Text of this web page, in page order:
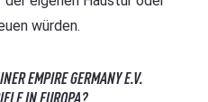
würden.
EMPIRE GERMANY E.V.
IN EUROPA?